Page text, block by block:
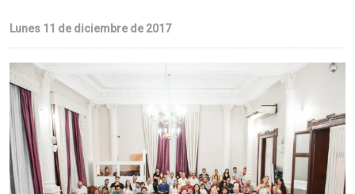
Lunes 11 de diciembre de 2017